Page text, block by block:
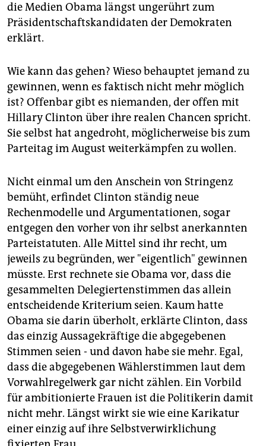
die Medien Obama längst ungerührt zum
Präsidentschaftskandidaten der Demokraten
erklärt.
Wie kann das gehen? Wieso behauptet jemand zu
gewinnen, wenn es faktisch nicht mehr möglich
ist? Offenbar gibt es niemanden, der offen mit
Hillary Clinton über ihre realen Chancen spricht.
Sie selbst hat angedroht, möglicherweise bis zum
Parteitag im August weiterkämpfen zu wollen.
Nicht einmal um den Anschein von Stringenz
bemüht, erfindet Clinton ständig neue
Rechenmodelle und Argumentationen, sogar
entgegen den vorher von ihr selbst anerkannten
Parteistatuten. Alle Mittel sind ihr recht, um
jeweils zu begründen, wer "eigentlich" gewinnen
müsste. Erst rechnete sie Obama vor, dass die
gesammelten Delegiertenstimmen das allein
entscheidende Kriterium seien. Kaum hatte
Obama sie darin überholt, erklärte Clinton, dass
das einzig Aussagekräftige die abgegebenen
Stimmen seien - und davon habe sie mehr. Egal,
dass die abgegebenen Wählerstimmen laut dem
Vorwahlregelwerk gar nicht zählen. Ein Vorbild
für ambitionierte Frauen ist die Politikerin damit
nicht mehr. Längst wirkt sie wie eine Karikatur
einer einzig auf ihre Selbstverwirklichung